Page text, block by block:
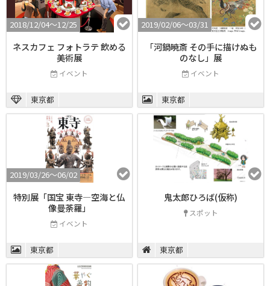
2018/12/04〜12/25
ネスカフェ フォトラテ 飲める
美術展
イベント
東京都
2019/02/06〜03/31
「河鍋暁斎 その手に描けぬも
のなし」展
イベント
東京都
2019/03/26〜06/02
特別展「国宝 東寺―空海と仏
像曼荼羅」
イベント
東京都
鬼太郎ひろば(仮称)
スポット
東京都